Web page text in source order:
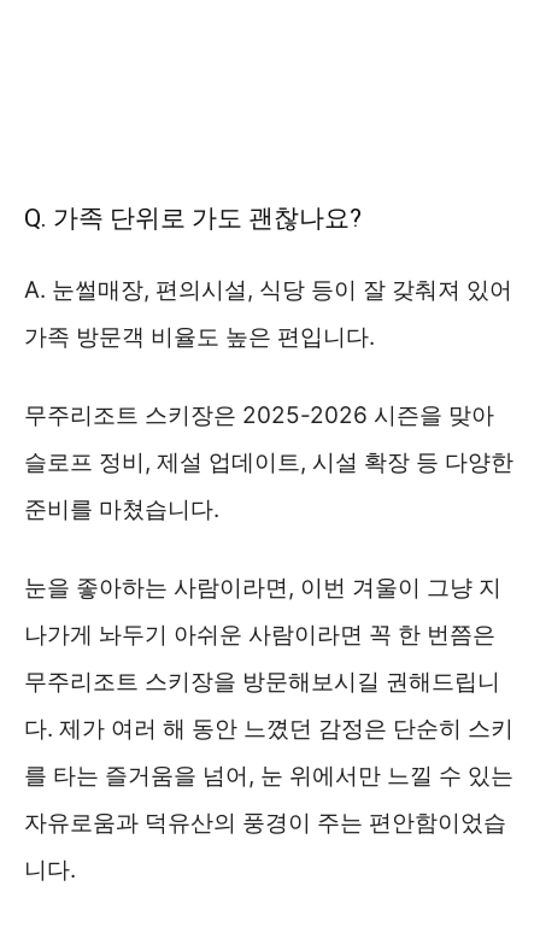
Q. 가족 단위로 가도 괜찮나요?
A. 눈썰매장, 편의시설, 식당 등이 잘 갖춰져 있어
가족 방문객 비율도 높은 편입니다.
무주리조트 스키장은 2025-2026 시즌을 맞아
슬로프 정비, 제설 업데이트, 시설 확장 등 다양한
준비를 마쳤습니다.
눈을 좋아하는 사람이라면, 이번 겨울이 그냥 지
나가게 놔두기 아쉬운 사람이라면 꼭 한 번쯤은
무주리조트 스키장을 방문해보시길 권해드립니
다. 제가 여러 해 동안 느꼈던 감정은 단순히 스키
를 타는 즐거움을 넘어, 눈 위에서만 느낄 수 있는
자유로움과 덕유산의 풍경이 주는 편안함이었습
니다.